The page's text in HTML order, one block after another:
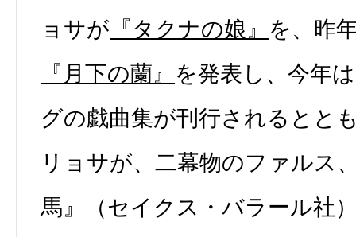
ョサが 『タクナの娘』 を、昨
『月下の蘭』 を発表し、今年
グの戯曲集が刊行されるとと
リョサが、二幕物のファルス
馬』（セイクス・バラール社